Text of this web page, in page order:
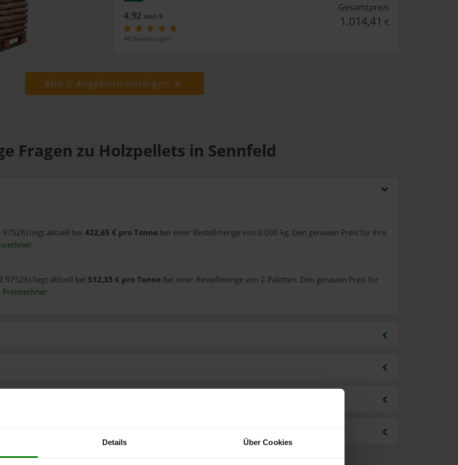
Details Über Cookies
4,92von 5
48 Bewertungen
Gesamtpreis
1.014,41 €
Alle 6 Angebote anzeigen
Fragen zu Holzpellets in Sennfeld
97526) liegt aktuell bei 422,65 € pro Tonne bei einer Bestellmenge von 6.000 kg. Den genauen Preis für Ihre
.
97526) liegt aktuell bei 512,33 € pro Tonne bei einer Bestellmenge von 2 Paletten. Den genauen Preis für
Preisrechner.